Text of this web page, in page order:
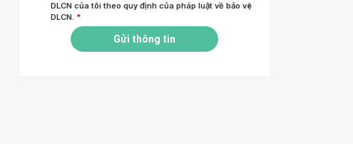
DLCN của tôi theo quy định của pháp luật về bảo vệ
DLCN. *
Gửi thông tin